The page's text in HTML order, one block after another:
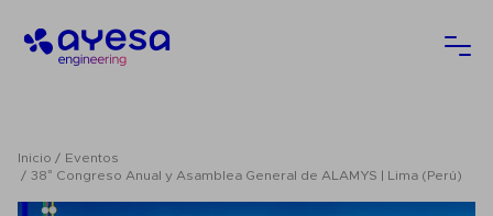
Ayesa
Inicio
Eventos
38° Congreso Anual y Asamblea General de ALAMYS | Lima (Perú)